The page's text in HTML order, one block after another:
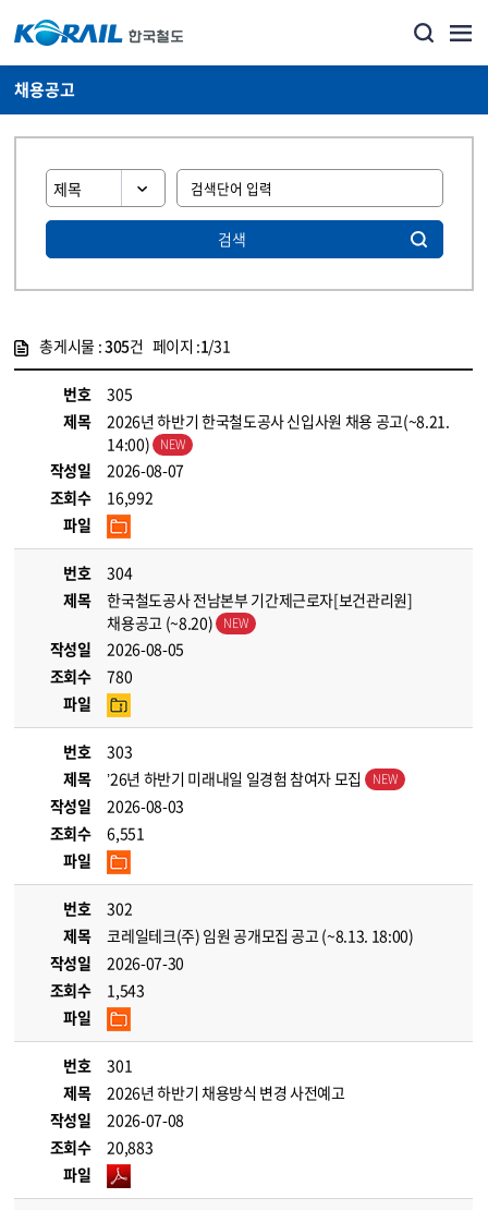
채용공고
검색
총게시물 :305건 페이지 :1/31
번호
305
제목
2026년 하반기 한국철도공사 신입사원 채용 공고(~8.21.
14:00)
작성일
2026-08-07
조회수
16,992
파일
번호
304
제목
한국철도공사 전남본부 기간제근로자[보건관리원]
채용공고 (~8.20)
작성일
2026-08-05
조회수
780
파일
번호
303
제목
’26년 하반기 미래내일 일경험 참여자 모집
작성일
2026-08-03
조회수
6,551
파일
번호
302
제목
코레일테크(주) 임원 공개모집 공고 (~8.13. 18:00)
작성일
2026-07-30
조회수
1,543
파일
번호
301
제목
2026년 하반기 채용방식 변경 사전예고
작성일
2026-07-08
조회수
20,883
파일